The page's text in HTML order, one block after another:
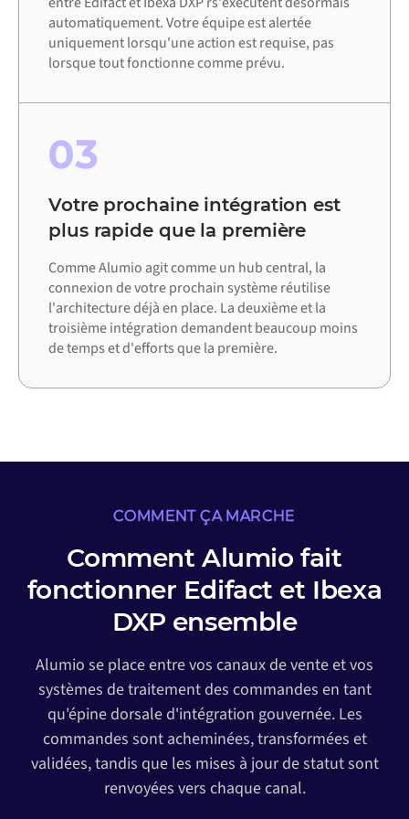
automatiquement. Votre équipe est alertée
uniquement lorsqu'une action est requise, pas
lorsque tout fonctionne comme prévu.
03
Votre prochaine intégration est
plus rapide que la première
Comme Alumio agit comme un hub central, la
connexion de votre prochain système réutilise
l'architecture déjà en place. La deuxième et la
troisième intégration demandent beaucoup moins
de temps et d'efforts que la première.
COMMENT ÇA MARCHE
Comment Alumio fait
fonctionner Edifact et Ibexa
DXP ensemble
Alumio se place entre vos canaux de vente et vos
systèmes de traitement des commandes en tant
qu'épine dorsale d'intégration gouvernée. Les
commandes sont acheminées, transformées et
validées, tandis que les mises à jour de statut sont
renvoyées vers chaque canal.